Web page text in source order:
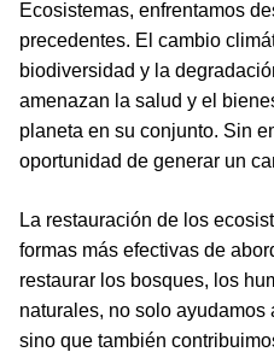
Ecosistemas, enfrentamos
precedentes. El cambio
biodiversidad y la
amenazan la salud y el
planeta en su conjunto. Sin
oportunidad de generar un
La restauración de los
formas más efectivas de
restaurar los bosques, los
naturales, no solo
sino que también